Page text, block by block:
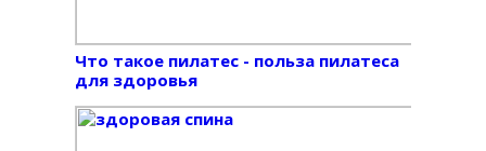
Что такое пилатес - польза пилатеса
для здоровья